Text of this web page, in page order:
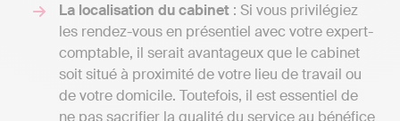
La localisation du cabinet : Si vous privilégiez
les rendez-vous en présentiel avec votre expert-
comptable, il serait avantageux que le cabinet
soit situé à proximité de votre lieu de travail ou
de votre domicile. Toutefois, il est essentiel de
ne pas sacrifier la qualité du service au bénéfice